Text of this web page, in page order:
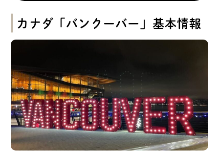
カナダ「バンクーバー」基本情報